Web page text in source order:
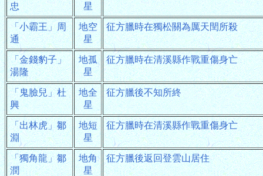
忠
星
「小霸王」周
通
地空
星
征方臘時在獨松關為厲天閏所殺
「金錢豹子」
湯隆
地孤
星
征方臘時在清溪縣作戰重傷身亡
「鬼臉兒」杜
興
地全
星
征方臘後不知所終
「出林虎」鄒
淵
地短
星
征方臘時在清溪縣作戰重傷身亡
「獨角龍」鄒
潤
地角
星
征方臘後返回登雲山居住